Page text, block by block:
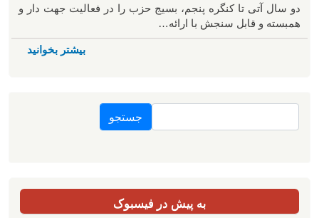
دو سال آتی تا کنگره پنجم، بسیج حزب را در فعالیت جهت دار و
همبسته و قابل سنجش با ارائه…
بیشتر بخوانید
جستجو
به پیش در فیسبوک